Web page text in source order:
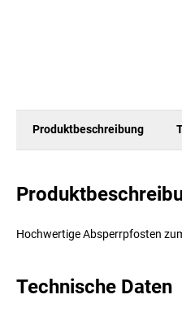
Produktbeschreibung
Hochwertige Absperrpfosten
Technische Daten